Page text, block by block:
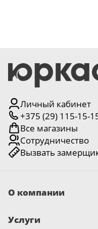
Личный кабинет
+375 (29) 115-15-
Все магазины
Сотрудничество
Вызвать
О компании
Миссия и ценности
Услуги